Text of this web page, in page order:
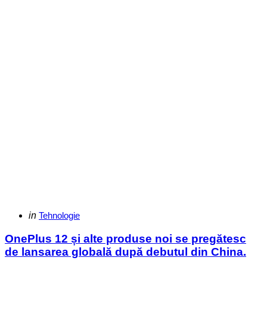
Categories
Posted
in Tehnologie
OnePlus 12 și alte produse noi se pregătesc
de lansarea globală după debutul din China.